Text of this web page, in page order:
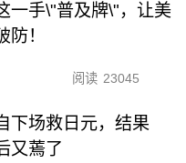
一手\"普及牌\"，让美
防！
阅读 23045
下场救日元，结果
又蔫了